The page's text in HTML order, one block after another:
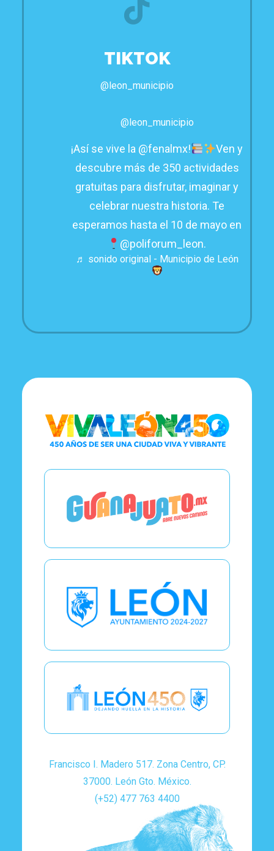
TIKTOK
@leon_municipio
@leon_municipio
¡Así se vive la @fenalmx!
Ven y
descubre más de 350 actividades
gratuitas para disfrutar, imaginar y
celebrar nuestra historia. Te
esperamos hasta el 10 de mayo en
@poliforum_leon.
♬ sonido original - Municipio de León
Francisco I. Madero 517. Zona Centro, CP.
37000. León Gto. México.
(+52) 477 763 4400